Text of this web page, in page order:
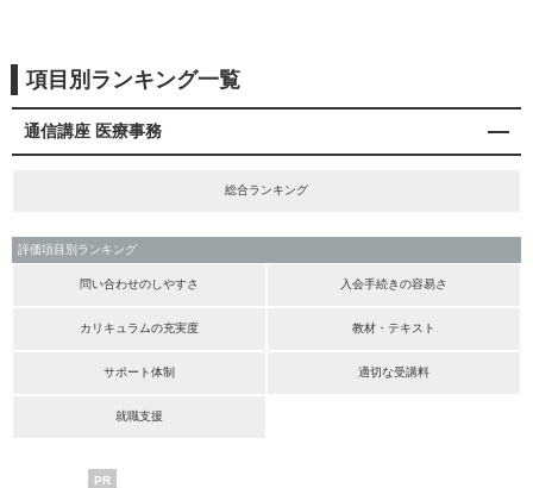
項目別ランキング一覧
通信講座 医療事務
総合ランキング
評価項目別ランキング
問い合わせのしやすさ 入会手続きの容易さ
カリキュラムの充実度 教材・テキスト
サポート体制 適切な受講料
就職支援
PR